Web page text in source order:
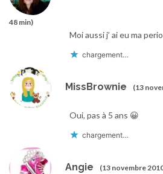
48 min)
Moi aussi j’ ai eu ma
chargement…
MissBrownie (13
Oui, pas à 5 ans 😀
chargement…
Angie (13 novembre